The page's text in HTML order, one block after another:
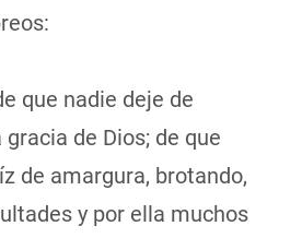
que nadie deje de
de Dios; de que
de amargura, brotando,
y por ella muchos